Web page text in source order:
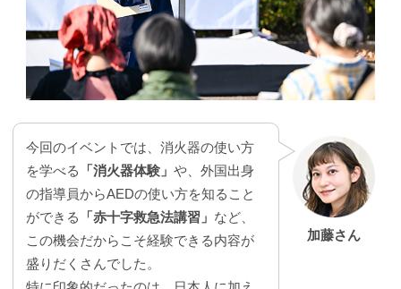
加藤さん
今回のイベントでは、消火器の使い方
を学べる
「消火器体験」 や、外国出身
の指導員からAEDの使い方を知ること
ができる
「赤十字救急法講習」 など、
この機会だからこそ経験できる内容が
盛りだくさんでした。